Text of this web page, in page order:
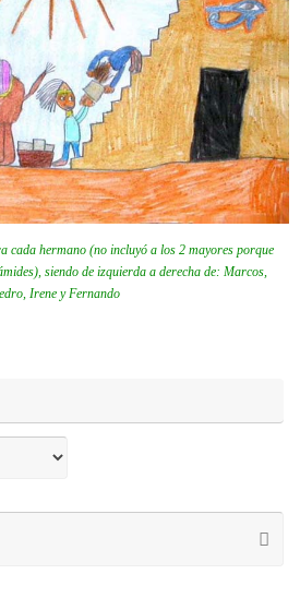
cada hermano (no incluyó a los 2 mayores porque
siendo de izquierda a derecha de: Marcos,
Irene y Fernando